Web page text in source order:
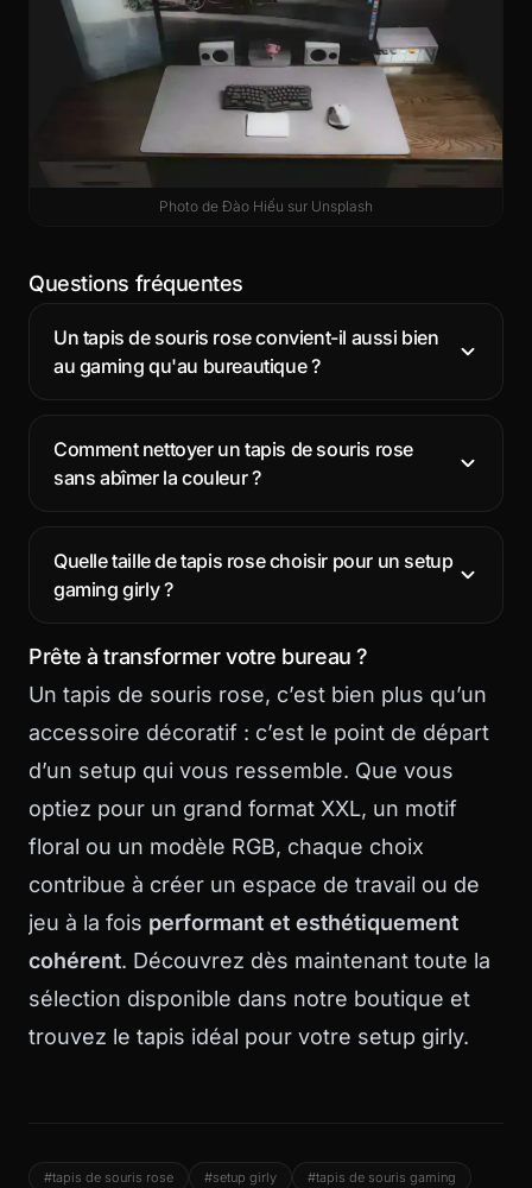
Photo de Đào Hiếu sur Unsplash
Questions fréquentes
Un tapis de souris rose convient-il aussi bien
au gaming qu'au bureautique ?
Comment nettoyer un tapis de souris rose
sans abîmer la couleur ?
Quelle taille de tapis rose choisir pour un setup
gaming girly ?
Prête à transformer votre bureau ?
Un tapis de souris rose, c’est bien plus qu’un
accessoire décoratif : c’est le point de départ
d’un setup qui vous ressemble. Que vous
optiez pour un grand format XXL, un motif
floral ou un modèle RGB, chaque choix
contribue à créer un espace de travail ou de
jeu à la fois performant et esthétiquement
cohérent. Découvrez dès maintenant toute la
sélection disponible dans notre boutique et
trouvez le tapis idéal pour votre setup girly.
#tapis de souris rose #setup girly
#tapis de souris gaming